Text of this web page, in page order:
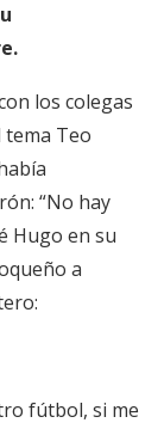
los colegas
Teo
“No hay
Hugo en su
a
fútbol, si me